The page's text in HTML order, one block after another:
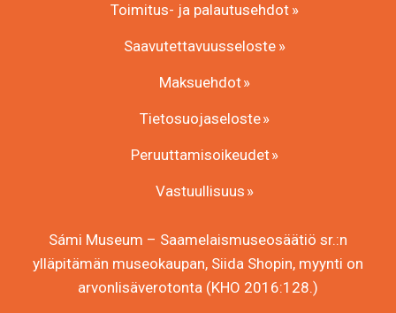
Toimitus- ja palautusehdot
Saavutettavuusseloste
Maksuehdot
Tietosuojaseloste
Peruuttamisoikeudet
Vastuullisuus
Sámi Museum – Saamelaismuseosäätiö sr.:n
ylläpitämän museokaupan, Siida Shopin, myynti on
arvonlisäverotonta (KHO 2016:128.)